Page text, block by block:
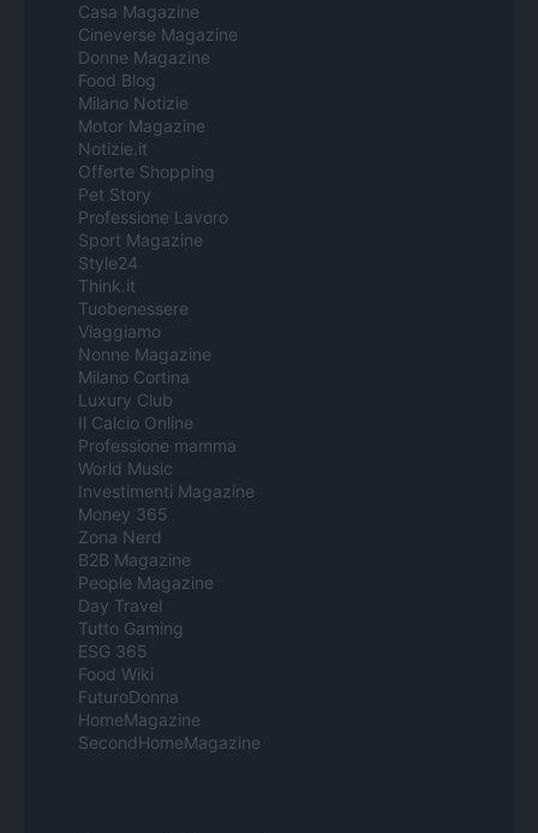
Casa Magazine
Cineverse Magazine
Donne Magazine
Food Blog
Milano Notizie
Motor Magazine
Notizie.it
Offerte Shopping
Pet Story
Professione Lavoro
Sport Magazine
Style24
Think.it
Tuobenessere
Viaggiamo
Nonne Magazine
Milano Cortina
Luxury Club
Il Calcio Online
Professione mamma
World Music
Investimenti Magazine
Money 365
Zona Nerd
B2B Magazine
People Magazine
Day Travel
Tutto Gaming
ESG 365
Food Wiki
FuturoDonna
HomeMagazine
SecondHomeMagazine